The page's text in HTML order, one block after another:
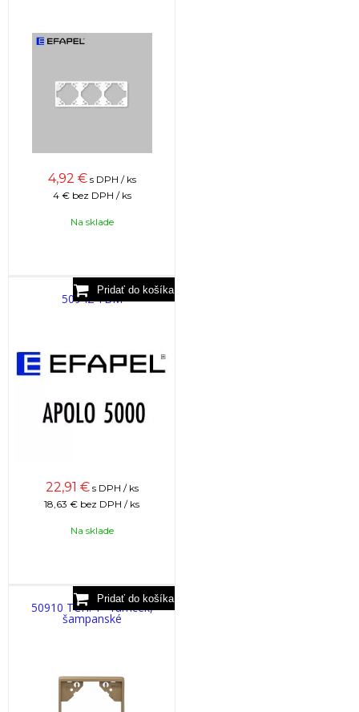
4,92 € s DPH / ks
4 € bez DPH / ks
Na sklade
50942 TBM
22,91 € s DPH / ks
18,63 € bez DPH / ks
Na sklade
50910 TCH: 1 - rámček,
šampanské